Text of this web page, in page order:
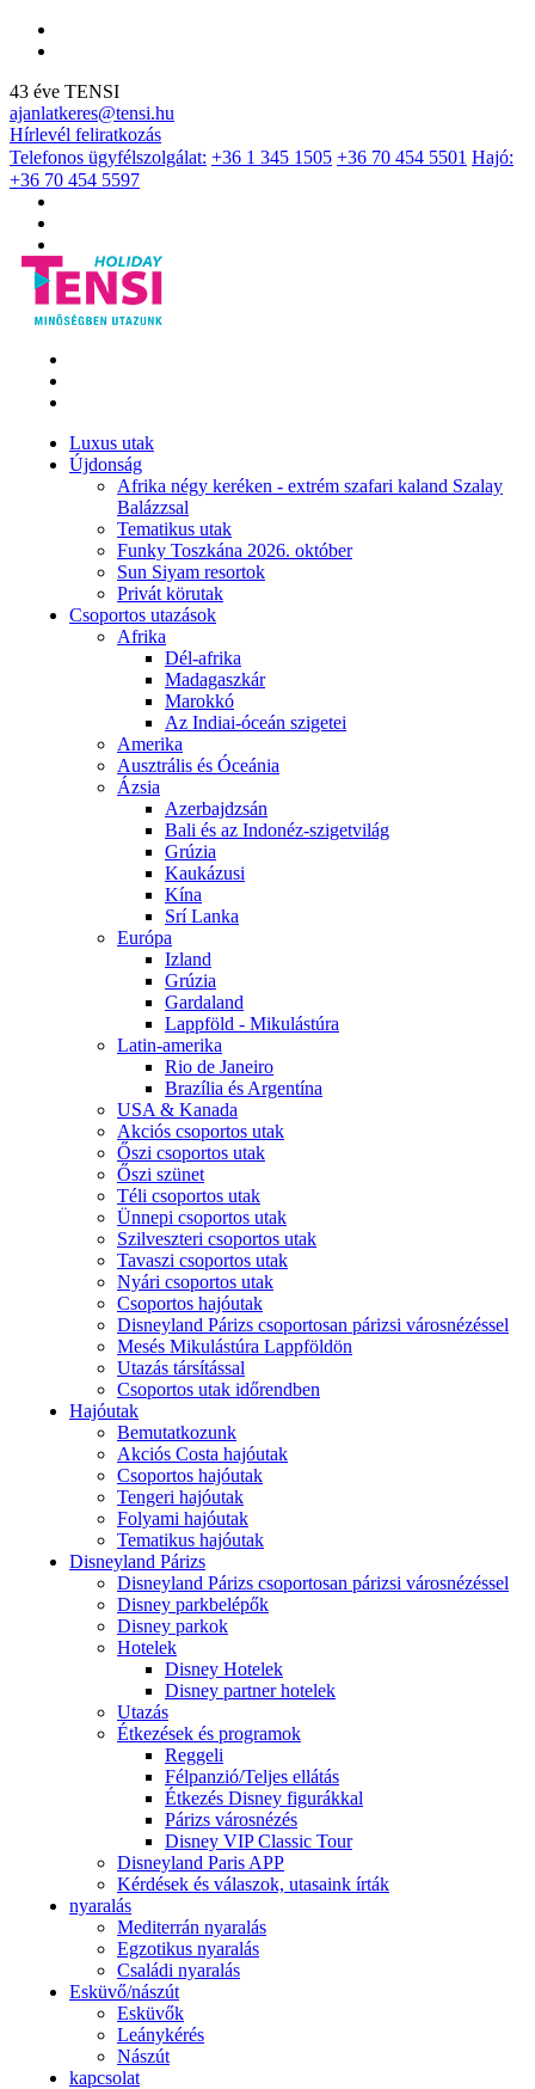
43 éve TENSI
ajanlatkeres@tensi.hu
Hírlevél feliratkozás
Telefonos ügyfélszolgálat: +36 1 345 1505 +36 70 454 5501 Hajó:
+36 70 454 5597
Luxus utak
Újdonság
Afrika négy keréken - extrém szafari kaland Szalay
Balázzsal
Tematikus utak
Funky Toszkána 2026. október
Sun Siyam resortok
Privát körutak
Csoportos utazások
Afrika
Dél-afrika
Madagaszkár
Marokkó
Az Indiai-óceán szigetei
Amerika
Ausztrális és Óceánia
Ázsia
Azerbajdzsán
Bali és az Indonéz-szigetvilág
Grúzia
Kaukázusi
Kína
Srí Lanka
Európa
Izland
Grúzia
Gardaland
Lappföld - Mikulástúra
Latin-amerika
Rio de Janeiro
Brazília és Argentína
USA & Kanada
Akciós csoportos utak
Őszi csoportos utak
Őszi szünet
Téli csoportos utak
Ünnepi csoportos utak
Szilveszteri csoportos utak
Tavaszi csoportos utak
Nyári csoportos utak
Csoportos hajóutak
Disneyland Párizs csoportosan párizsi városnézéssel
Mesés Mikulástúra Lappföldön
Utazás társítással
Csoportos utak időrendben
Hajóutak
Bemutatkozunk
Akciós Costa hajóutak
Csoportos hajóutak
Tengeri hajóutak
Folyami hajóutak
Tematikus hajóutak
Disneyland Párizs
Disneyland Párizs csoportosan párizsi városnézéssel
Disney parkbelépők
Disney parkok
Hotelek
Disney Hotelek
Disney partner hotelek
Utazás
Étkezések és programok
Reggeli
Félpanzió/Teljes ellátás
Étkezés Disney figurákkal
Párizs városnézés
Disney VIP Classic Tour
Disneyland Paris APP
Kérdések és válaszok, utasaink írták
nyaralás
Mediterrán nyaralás
Egzotikus nyaralás
Családi nyaralás
Esküvő/nászút
Esküvők
Leánykérés
Nászút
kapcsolat